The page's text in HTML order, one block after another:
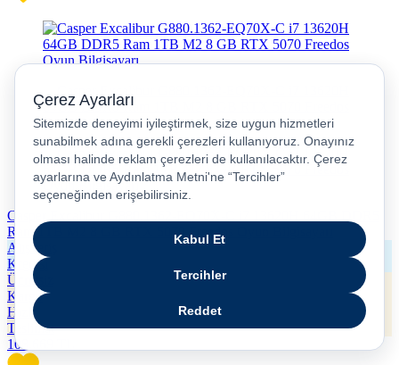
Casper Excalibur G880.1362-EQ70X-C i7 13620H 64GB DDR5
Ram 1TB M2 8 GB RTX 5070 Freedos Oyun Bilgisayarı
Alışveriş
Kredisi
Ücretsiz
Kargo
Hızlı
Teslimat
108.669